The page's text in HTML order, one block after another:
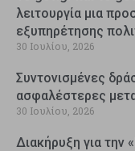
λειτουργία μια
εξυπηρέτησης
30 Ιουλίου, 2026
Συντονισμένες
ασφαλέστερες
30 Ιουλίου, 2026
Διακήρυξη για την